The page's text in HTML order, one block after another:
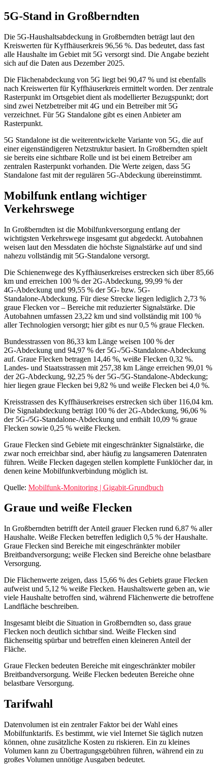
5G-Stand in Großberndten
Die 5G-Haushaltsabdeckung in Großberndten beträgt laut den
Kreiswerten für Kyffhäuserkreis 96,56 %. Das bedeutet, dass fast
alle Haushalte im Gebiet mit 5G versorgt sind. Die Angabe bezieht
sich auf die Daten aus Dezember 2025.
Die Flächenabdeckung von 5G liegt bei 90,47 % und ist ebenfalls
nach Kreiswerten für Kyffhäuserkreis ermittelt worden. Der zentrale
Rasterpunkt im Ortsgebiet dient als modellierter Bezugspunkt; dort
sind zwei Netzbetreiber mit 4G und ein Betreiber mit 5G
verzeichnet. Für 5G Standalone gibt es einen Anbieter am
Rasterpunkt.
5G Standalone ist die weiterentwickelte Variante von 5G, die auf
einer eigenständigeren Netzstruktur basiert. In Großberndten spielt
sie bereits eine sichtbare Rolle und ist bei einem Betreiber am
zentralen Rasterpunkt vorhanden. Die Werte zeigen, dass 5G
Standalone fast mit der regulären 5G-Abdeckung übereinstimmt.
Mobilfunk entlang wichtiger
Verkehrswege
In Großberndten ist die Mobilfunkversorgung entlang der
wichtigsten Verkehrswege insgesamt gut abgedeckt. Autobahnen
weisen laut den Messdaten die höchste Signalstärke auf und sind
nahezu vollständig mit 5G-Standalone versorgt.
Die Schienenwege des Kyffhäuserkreises erstrecken sich über 85,66
km und erreichen 100 % der 2G‑Abdeckung, 99,99 % der
4G‑Abdeckung und 99,55 % der 5G‑ bzw. 5G-
Standalone‑Abdeckung. Für diese Strecke liegen lediglich 2,73 %
graue Flecken vor – Bereiche mit reduzierter Signalstärke. Die
Autobahnen umfassen 23,22 km und sind vollständig mit 100 %
aller Technologien versorgt; hier gibt es nur 0,5 % graue Flecken.
Bundesstrassen von 86,33 km Länge weisen 100 % der
2G‑Abdeckung und 94,97 % der 5G‑/5G-Standalone‑Abdeckung
auf. Graue Flecken betragen 14,46 %, weiße Flecken 0,32 %.
Landes‑ und Staatsstrassen mit 257,38 km Länge erreichen 99,01 %
der 2G‑Abdeckung, 92,25 % der 5G‑/5G-Standalone‑Abdeckung;
hier liegen graue Flecken bei 9,82 % und weiße Flecken bei 4,0 %.
Kreisstrassen des Kyffhäuserkreises erstrecken sich über 116,04 km.
Die Signalabdeckung beträgt 100 % der 2G‑Abdeckung, 96,06 %
der 5G‑/5G-Standalone‑Abdeckung und enthält 10,09 % graue
Flecken sowie 0,25 % weiße Flecken.
Graue Flecken sind Gebiete mit eingeschränkter Signalstärke, die
zwar noch erreichbar sind, aber häufig zu langsameren Datenraten
führen. Weiße Flecken dagegen stellen komplette Funklöcher dar, in
denen keine Mobilfunkverbindung möglich ist.
Quelle: Mobilfunk-Monitoring | Gigabit-Grundbuch
Graue und weiße Flecken
In Großberndten betrifft der Anteil grauer Flecken rund 6,87 % aller
Haushalte. Weiße Flecken betreffen lediglich 0,5 % der Haushalte.
Graue Flecken sind Bereiche mit eingeschränkter mobiler
Breitbandversorgung; weiße Flecken sind Bereiche ohne belastbare
Versorgung.
Die Flächenwerte zeigen, dass 15,66 % des Gebiets graue Flecken
aufweist und 5,12 % weiße Flecken. Haushaltswerte geben an, wie
viele Haushalte betroffen sind, während Flächenwerte die betroffene
Landfläche beschreiben.
Insgesamt bleibt die Situation in Großberndten so, dass graue
Flecken noch deutlich sichtbar sind. Weiße Flecken sind
flächenseitig spürbar und betreffen einen kleineren Anteil der
Fläche.
Graue Flecken bedeuten Bereiche mit eingeschränkter mobiler
Breitbandversorgung. Weiße Flecken bedeuten Bereiche ohne
belastbare Versorgung.
Tarifwahl
Datenvolumen ist ein zentraler Faktor bei der Wahl eines
Mobilfunktarifs. Es bestimmt, wie viel Internet Sie täglich nutzen
können, ohne zusätzliche Kosten zu riskieren. Ein zu kleines
Volumen kann zu Übertragungsgebühren führen, während ein zu
großes Volumen unnötige Ausgaben bedeutet.